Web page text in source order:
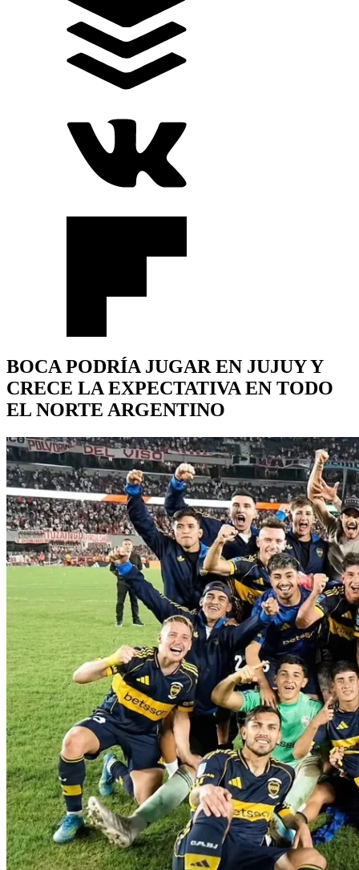
BOCA PODRÍA JUGAR EN JUJUY Y
CRECE LA EXPECTATIVA EN TODO
EL NORTE ARGENTINO